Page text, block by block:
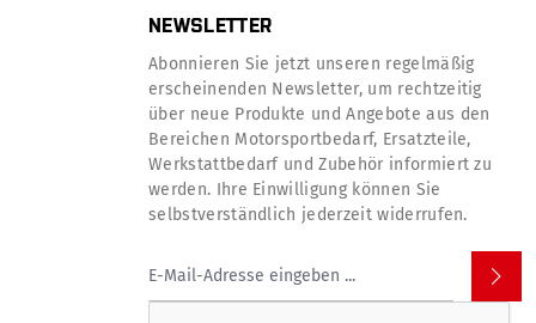
NEWSLETTER
Abonnieren Sie jetzt unseren regelmäßig
erscheinenden Newsletter, um rechtzeitig
über neue Produkte und Angebote aus den
Bereichen Motorsportbedarf, Ersatzteile,
Werkstattbedarf und Zubehör informiert zu
werden. Ihre Einwilligung können Sie
selbstverständlich jederzeit widerrufen.